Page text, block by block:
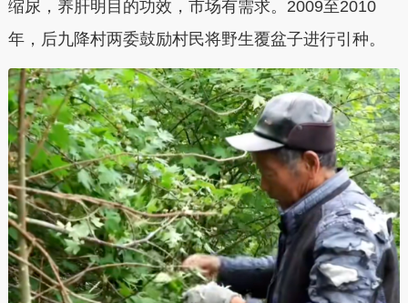
缩尿，养肝明目的功效，市场有需求。2009至2010
年，后九降村两委鼓励村民将野生覆盆子进行引种。